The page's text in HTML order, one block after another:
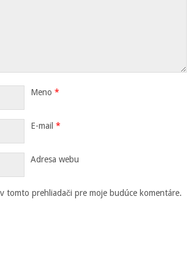
Meno*
E-mail*
Adresa webu
tomto prehliadači pre moje budúce komentáre.